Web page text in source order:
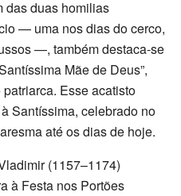
das duas homilias
­— uma nos dias do cerco,
—, também destaca-se
Mãe de Deus”,
Esse acatisto
Santíssima, celebrado no
até os dias de hoje.
(1157–1174)
à Festa nos Portões